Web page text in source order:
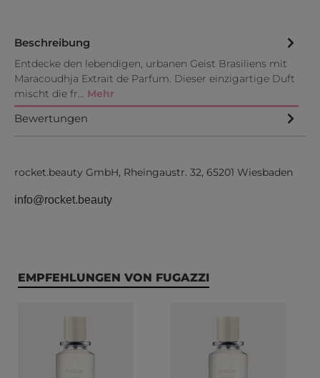
Beschreibung
Entdecke den lebendigen, urbanen Geist Brasiliens mit
Maracoudhja Extrait de Parfum. Dieser einzigartige Duft
mischt die fr… Mehr
Bewertungen
rocket.beauty GmbH, Rheingaustr. 32, 65201 Wiesbaden
info@rocket.beauty
Produktgalerie überspringen
EMPFEHLUNGEN VON FUGAZZI